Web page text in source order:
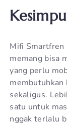
Mifi Smartfren
memang bisa
yang perlu
sekaligus.
satu untuk
nggak terlalu